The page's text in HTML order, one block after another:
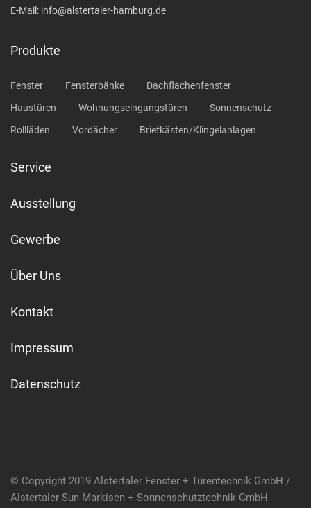
E-Mail: info@alstertaler-hamburg.de
Produkte
Fenster Fensterbänke
Dachflächenfenster
Haustüren
Wohnungseingangstüren
Sonnenschutz
Rollläden
Vordächer Briefkästen/Klingelanlagen
Service
Ausstellung
Gewerbe
Über Uns
Kontakt
Impressum
Datenschutz
© Copyright 2019 Alstertaler Fenster + Türentechnik GmbH /
Alstertaler Sun Markisen + Sonnenschutztechnik GmbH